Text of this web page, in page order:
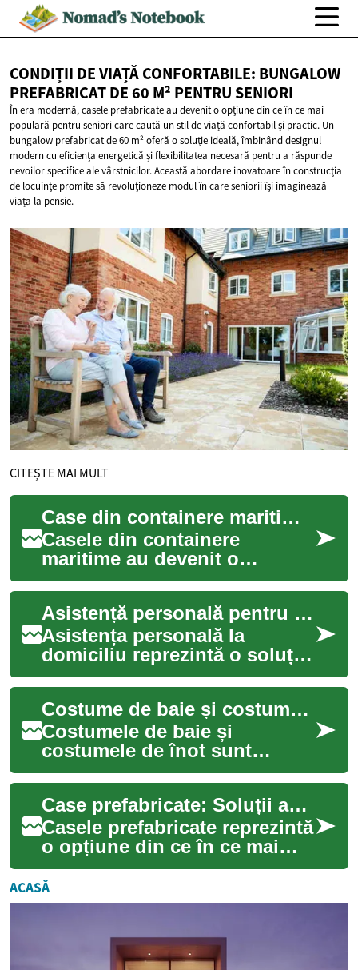
CONDIȚII DE VIAȚĂ CONFORTABILE: BUNGALOW
PREFABRICAT DE 60 M² PENTRU SENIORI
În era modernă, casele prefabricate au devenit o opțiune din ce în ce mai
populară pentru seniori care caută un stil de viață confortabil și practic. Un
bungalow prefabricat de 60 m² oferă o soluție ideală, îmbinând designul
modern cu eficiența energetică și flexibilitatea necesară pentru a răspunde
nevoilor specifice ale vârstnicilor. Această abordare inovatoare în construcția
de locuințe promite să revoluționeze modul în care seniorii își imaginează
viața la pensie.
CITEȘTE MAI MULT
Case din containere maritime: O soluție inovatoare pentru locuințe moderne
Casele din containere
maritime au devenit o
tendință tot mai populară în
domeniul construcțiilor și al
arhitecturii s...
Asistență personală pentru confort și siguranță
Asistența personală la
domiciliu reprezintă o soluție
valoroasă pentru seniorii care
doresc să își mențină
independen...
Costume de baie și costume de înot: Ghid complet pentru alegerea ținutei perfecte de plajă
Costumele de baie și
costumele de înot sunt
esențiale pentru orice
garderobă de vară. Fie că te
pregătești pentru o v...
Case prefabricate: Soluții accesibile și confortabile pentru vârstnici
Casele prefabricate reprezintă
o opțiune din ce în ce mai
populară pentru persoanele
în vârstă care caută un loc de
t...
ACASĂ